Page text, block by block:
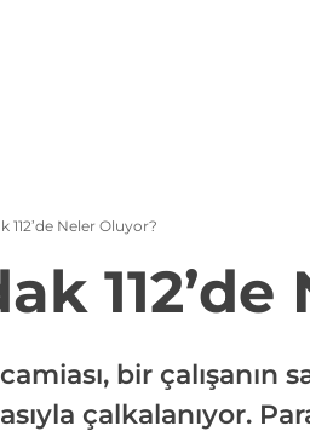
112’de Neler Oluyor?
bir
çalkalanıyor.